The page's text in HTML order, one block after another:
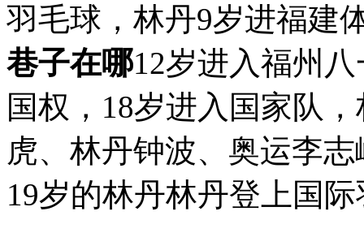
羽毛球，林丹9岁进福建
巷子在哪12岁进入福州
国权，18岁进入国家队
虎、林丹钟波、奥运李
19岁的林丹林丹登上国